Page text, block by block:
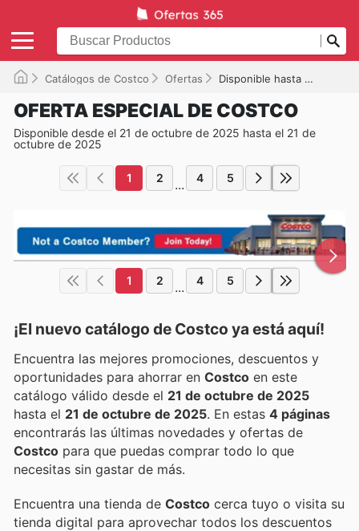
Catálogos de Costco Ofertas Disponible hasta el 21/10/2025
OFERTA ESPECIAL DE COSTCO
Disponible desde el 21 de octubre de 2025 hasta el 21 de
octubre de 2025
1 2 ... 4 5
1 2 ... 4 5
¡El nuevo catálogo de Costco ya está aquí!
Encuentra las mejores promociones, descuentos y
oportunidades para ahorrar en Costco en este
catálogo válido desde el 21 de octubre de 2025
hasta el 21 de octubre de 2025 . En estas 4 páginas
encontrarás las últimas novedades y ofertas de
Costco para que puedas comprar todo lo que
necesitas sin gastar de más.
Encuentra una tienda de Costco cerca tuyo o visita su
tienda digital para aprovechar todos los descuentos